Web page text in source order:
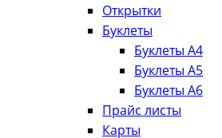
Открытки
Буклеты
Буклеты А4
Буклеты А5
Буклеты А6
Прайс листы
Карты